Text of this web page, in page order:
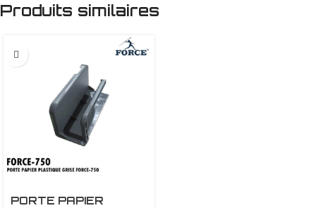
Produits similaires
PORTE PAPIER